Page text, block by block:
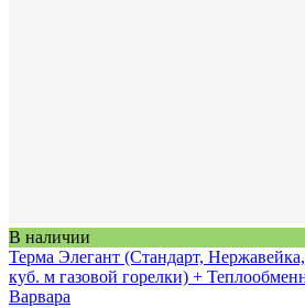
В наличии
Терма Элегант (Стандарт,
куб. м газовой горелки) +
Варвара